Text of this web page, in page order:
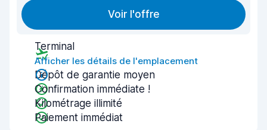
Voir l'offre
Terminal
Afficher les détails de l'emplacement
Dépôt de garantie moyen
Confirmation immédiate !
Kilométrage illimité
Paiement immédiat